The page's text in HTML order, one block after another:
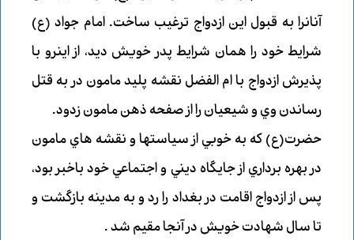
آنانرا به قبول اين ازدواج ترغيب ساخت. امام جواد (ع)
شرايط خود را همان شرايط پدر خويش ديد، از اينرو با
پذيرش ازدواج با ام الفضل نقشه پليد مامون در به قتل
رساندن وي و شيعيان را از صفحه ذهن مامون زدود.
حضرت(ع) كه به خوبي از سياستها و نقشه هاي مامون
در بهره برداري از جايگاه ديني و اجتماعي خود باخبر بود،
پس از ازدواج اقامت در بغداد را رد و به مدينه بازگشت و
تا سال شهادت خويش در آنجا مقيم شد .